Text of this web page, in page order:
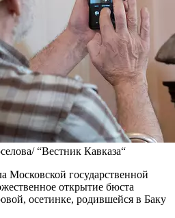
“Вестник Кавказа“
Московской государственной
открытие бюста
осетинке, родившейся в Баку